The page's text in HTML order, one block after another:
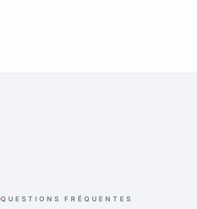
QUESTIONS FRÉQUENTES